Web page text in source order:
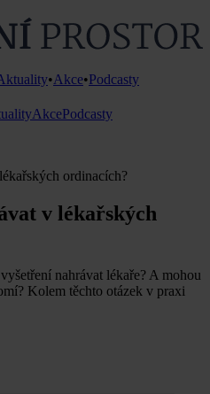
•Akce•Podcasty
AkcePodcasty
ordinacích?
v lékařských
nahrávat lékaře? A mohou
Kolem těchto otázek v praxi